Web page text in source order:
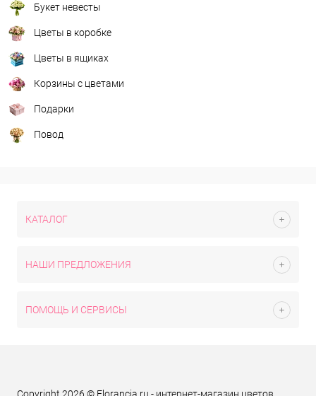
Букет невесты
Цветы в коробке
Цветы в ящиках
Корзины с цветами
Подарки
Повод
КАТАЛОГ
НАШИ ПРЕДЛОЖЕНИЯ
ПОМОЩЬ И СЕРВИСЫ